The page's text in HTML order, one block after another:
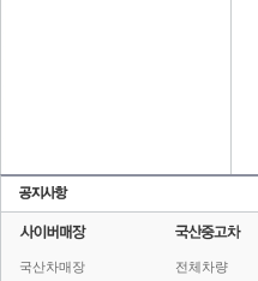
국산차매장
전체차량